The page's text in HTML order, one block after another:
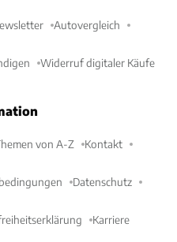
Autovergleich
Widerruf digitaler Käufe
von A-Z Kontakt
Datenschutz
Karriere